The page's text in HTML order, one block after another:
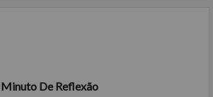
De Reflexão